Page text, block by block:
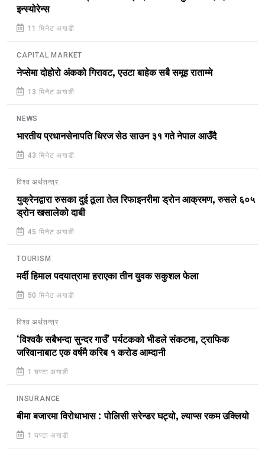
इन्स्योरेन्स
11 मिनेट अगाडी
CAPITAL MARKET
नेप्सेमा दोहोरो अंकको गिरावट, एउटा बाहेक सबै समूह राताम्मे
13 मिनेट अगाडी
NEWS
भारतीय प्रधानसेनापति धिरज सेठ साउन ३१ गते नेपाल आउँदै
43 मिनेट अगाडी
विश्व अर्थतन्त्र
युक्रेनद्वारा रुसका दुई ठूला तेल रिफाइनरीमा ड्रोन आक्रमण, रुसले ६०५
ड्रोन खसालेको दाबी
45 मिनेट अगाडी
TOURISM
मर्दी हिमाल पदयात्रामा हराएका तीन युवक सकुशल फेला
50 मिनेट अगाडी
विश्व अर्थतन्त्र
‘विश्वकै सबैभन्दा सुन्दर गाउँ’ पर्यटकको भीडले संकटमा, ट्राफिक
जरिवानाबाट एक वर्षमै करिब १ करोड आम्दानी
1 घण्टा अगाडी
INSURANCE
बीमा बजारमा विरोधाभास : पोलिसी सरेन्डर घट्यो, ल्याप्स रकम उक्लियो
1 घण्टा अगाडी